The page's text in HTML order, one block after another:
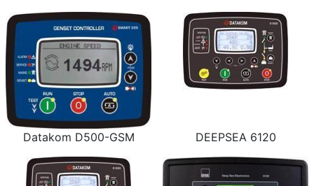
Datakom D500-GSM DEEPSEA 6120